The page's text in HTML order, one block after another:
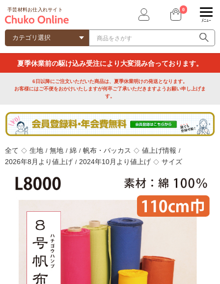
夏季休業前の駆け込み受注により大変混み合っております。
6日以降にご注文いただいた商品は、夏季休業明けの発送となります。
お客様にはご不便をおかけいたしますが何卒ご了承いただきますようお願い申し上げま
す。
全て ◇ 生地 / 無地 / 綿 / 帆布・バッカス ◇ 値上げ情報 /
2026年8月より値上げ / 2024年10月より値上げ ◇ サイズ
手芸材料お仕入れサイト 0
ﾒﾆｭｰ